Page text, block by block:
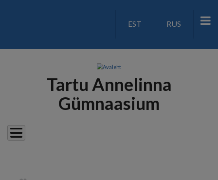
LANGUAGE
EST RUS
Tartu Annelinna
Gümnaasium